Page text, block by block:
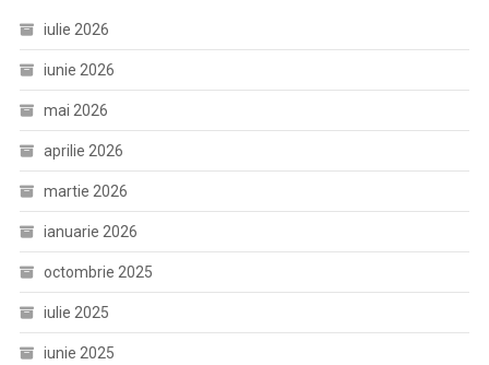
iulie 2026
iunie 2026
mai 2026
aprilie 2026
martie 2026
ianuarie 2026
octombrie 2025
iulie 2025
iunie 2025